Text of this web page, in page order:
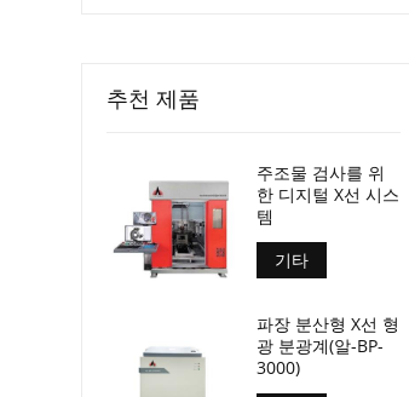
추천 제품
주조물 검사를 위
한 디지털 X선 시스
템
기타
파장 분산형 X선 형
광 분광계(알-BP-
3000)